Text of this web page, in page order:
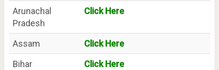
Arunachal
Pradesh
Click Here
Assam
Click Here
Bihar
Click Here